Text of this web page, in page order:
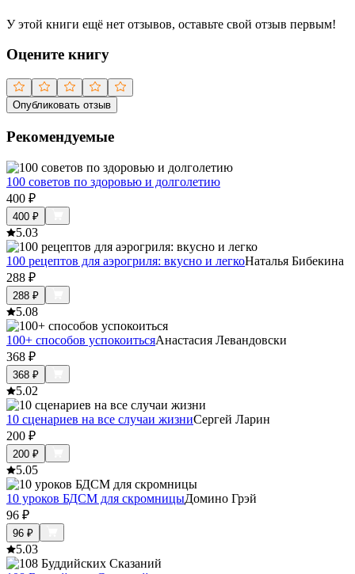
У этой книги ещё нет отзывов, оставьте свой отзыв первым!
Оцените книгу
Опубликовать отзыв
Рекомендуемые
100 советов по здоровью и долголетию
400 ₽
400 ₽
5.03
100 рецептов для аэрогриля: вкусно и легкоНаталья Бибекина
288 ₽
288 ₽
5.08
100+ способов успокоитьсяАнастасия Левандовски
368 ₽
368 ₽
5.02
10 сценариев на все случаи жизниСергей Ларин
200 ₽
200 ₽
5.05
10 уроков БДСМ для скромницыДомино Грэй
96 ₽
96 ₽
5.03